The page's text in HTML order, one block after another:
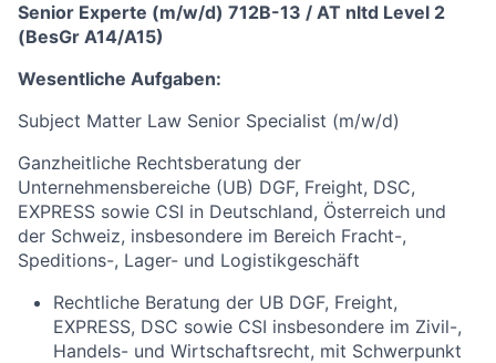
Senior Experte (m/w/d) 712B-13 / AT nltd Level 2
(BesGr A14/A15)
Wesentliche Aufgaben:
Subject Matter Law Senior Specialist (m/w/d)
Ganzheitliche Rechtsberatung der
Unternehmensbereiche (UB) DGF, Freight, DSC,
EXPRESS sowie CSI in Deutschland, Österreich und
der Schweiz, insbesondere im Bereich Fracht-,
Speditions-, Lager- und Logistikgeschäft
Rechtliche Beratung der UB DGF, Freight,
EXPRESS, DSC sowie CSI insbesondere im Zivil-,
Handels- und Wirtschaftsrecht, mit Schwerpunkt